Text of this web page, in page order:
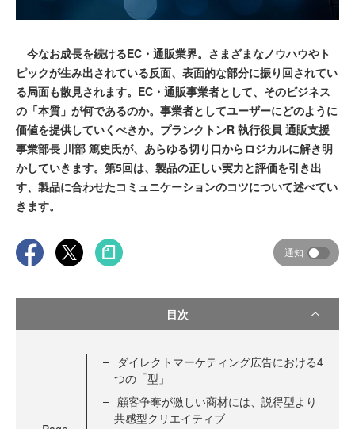
今なお成長を続けるEC・通販業界。さまざまなノウハウやト
ピックが生み出されている反面、表面的な部分に振り回されてい
る局面も散見されます。EC・通販事業者として、そのビジネス
の「本質」が何であるのか。事業者としてユーザーにどのように
価値を提供していくべきか。プランクトンR 執行役員 通販支援
事業部長 川部 篤史氏が、あらゆる切り口からロジカルに解き明
かしていきます。第5回は、製品の正しい実力と評価を引き出
す、製品に合わせたコミュニケーションのコツについて述べてい
きます。
通知
目次
ダイレクトマーケティング広告における4
つの「型」
顧客争奪が激しい商材には、説得型より
共感型クリエイティブ